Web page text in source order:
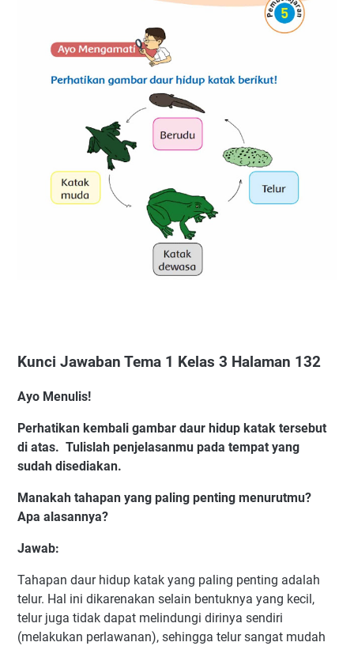
Kunci Jawaban Tema 1 Kelas 3 Halaman 132
Ayo Menulis!
Perhatikan kembali gambar daur hidup katak tersebut
di atas. Tulislah penjelasanmu pada tempat yang
sudah disediakan.
Manakah tahapan yang paling penting menurutmu?
Apa alasannya?
Jawab:
Tahapan daur hidup katak yang paling penting adalah
telur. Hal ini dikarenakan selain bentuknya yang kecil,
telur juga tidak dapat melindungi dirinya sendiri
(melakukan perlawanan), sehingga telur sangat mudah